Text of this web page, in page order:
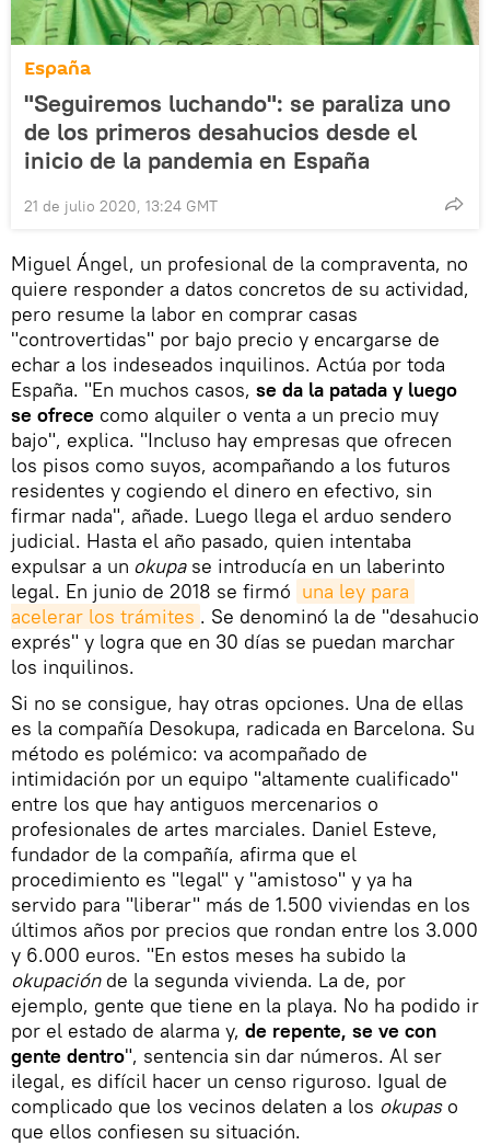
España
"Seguiremos luchando": se paraliza uno
de los primeros desahucios desde el
inicio de la pandemia en España
21 de julio 2020, 13:24 GMT
Miguel Ángel, un profesional de la compraventa, no
quiere responder a datos concretos de su actividad,
pero resume la labor en comprar casas
"controvertidas" por bajo precio y encargarse de
echar a los indeseados inquilinos. Actúa por toda
España. "En muchos casos, se da la patada y luego
se ofrece como alquiler o venta a un precio muy
bajo", explica. "Incluso hay empresas que ofrecen
los pisos como suyos, acompañando a los futuros
residentes y cogiendo el dinero en efectivo, sin
firmar nada", añade. Luego llega el arduo sendero
judicial. Hasta el año pasado, quien intentaba
expulsar a un okupase introducía en un laberinto
legal. En junio de 2018 se firmó una ley para
acelerar los trámites . Se denominó la de "desahucio
exprés" y logra que en 30 días se puedan marchar
los inquilinos.
Si no se consigue, hay otras opciones. Una de ellas
es la compañía Desokupa, radicada en Barcelona. Su
método es polémico: va acompañado de
intimidación por un equipo "altamente cualificado"
entre los que hay antiguos mercenarios o
profesionales de artes marciales. Daniel Esteve,
fundador de la compañía, afirma que el
procedimiento es "legal" y "amistoso" y ya ha
servido para "liberar" más de 1.500 viviendas en los
últimos años por precios que rondan entre los 3.000
y 6.000 euros. "En estos meses ha subido la
okupaciónde la segunda vivienda. La de, por
ejemplo, gente que tiene en la playa. No ha podido ir
por el estado de alarma y, de repente, se ve con
gente dentro", sentencia sin dar números. Al ser
ilegal, es difícil hacer un censo riguroso. Igual de
complicado que los vecinos delaten a los okupaso
que ellos confiesen su situación.